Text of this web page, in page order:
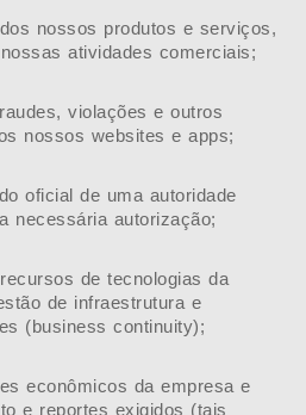
nossos produtos e serviços,
atividades comerciais;
violações e outros
nossos websites e apps;
oficial de uma autoridade
necessária autorização;
de tecnologias da
de infraestrutura e
(business continuity);
econômicos da empresa e